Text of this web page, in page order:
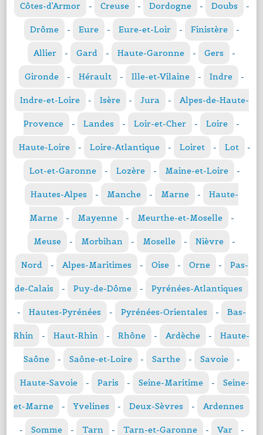
Côtes-d'Armor - Creuse - Dordogne - Doubs -
Drôme - Eure - Eure-et-Loir - Finistère -
Allier - Gard - Haute-Garonne - Gers -
Gironde - Hérault - Ille-et-Vilaine - Indre -
Indre-et-Loire - Isère - Jura - Alpes-de-Haute-
Provence - Landes - Loir-et-Cher - Loire -
Haute-Loire - Loire-Atlantique - Loiret - Lot -
Lot-et-Garonne - Lozère - Maine-et-Loire -
Hautes-Alpes - Manche - Marne - Haute-
Marne - Mayenne - Meurthe-et-Moselle -
Meuse - Morbihan - Moselle - Nièvre -
Nord - Alpes-Maritimes - Oise - Orne - Pas-
de-Calais - Puy-de-Dôme - Pyrénées-Atlantiques
- Hautes-Pyrénées - Pyrénées-Orientales - Bas-
Rhin - Haut-Rhin - Rhône - Ardèche - Haute-
Saône - Saône-et-Loire - Sarthe - Savoie -
Haute-Savoie - Paris - Seine-Maritime - Seine-
et-Marne - Yvelines - Deux-Sèvres - Ardennes
- Somme - Tarn - Tarn-et-Garonne - Var -